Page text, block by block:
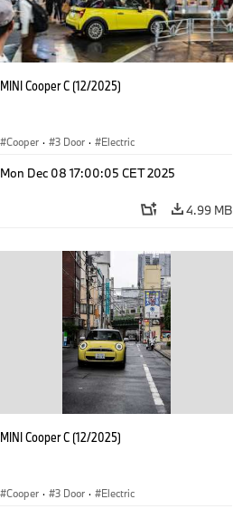
MINI Cooper C (12/2025)
Cooper · 3 Door · Electric
Mon Dec 08 17:00:05 CET 2025
4.99 MB
MINI Cooper C (12/2025)
Cooper · 3 Door · Electric